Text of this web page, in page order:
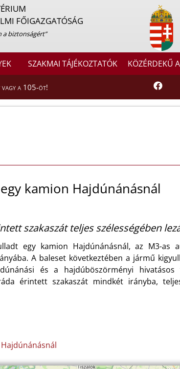
FŐIGAZGATÓSÁG
a biztonságért”
SZAKMAI TÁJÉKOZTATÓK KÖZÉRDEKŰ
vagy a 105-öt!
kamion Hajdúnánásnál
szakaszát teljes szélességében
egy kamion Hajdúnánásnál, az M3-as
A baleset következtében a jármű
és a hajdúböszörményi
érintett szakaszát mindkét irányba,